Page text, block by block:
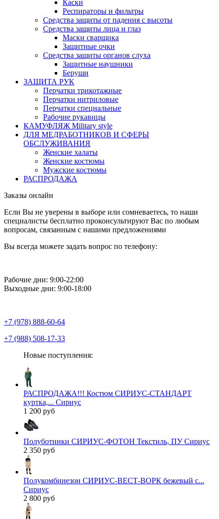
Каски
Респираторы и фильтры
Средства защиты от падения с высоты
Средства защиты лица и глаз
Маски сварщика
Защитные очки
Средства защиты органов слуха
Защитные наушники
Беруши
ЗАЩИТА РУК
Перчатки трикотажные
Перчатки нитриловые
Перчатки специальные
Рабочие рукавицы
КАМУФЛЯЖ Military style
ДЛЯ МЕДРАБОТНИКОВ И СФЕРЫ
ОБСЛУЖИВАНИЯ
Женские халаты
Женские костюмы
Мужские костюмы
РАСПРОДАЖА
Заказы онлайн
Если Вы не уверены в выборе или сомневаетесь, то наши
специалисты бесплатно проконсультируют Вас по любым
вопросам, связанным с нашими предложениями
Вы всегда можете задать вопрос по телефону:
Рабочие дни: 9:00-22:00
Выходные дни: 9:00-18:00
+7 (978) 888-60-64
+7 (988) 508-17-33
Новые поступления:
РАСПРОДАЖА!!! Костюм СИРИУС-СТАНДАРТ
куртка,... Сириус
1 200 руб
Полуботинки СИРИУС-ФОТОН Текстиль, ПУ Сириус
2 350 руб
Полукомбинезон СИРИУС-ВЕСТ-ВОРК бежевый с...
Сириус
2 800 руб